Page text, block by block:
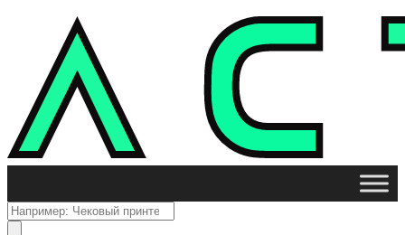
Поиск
товаров